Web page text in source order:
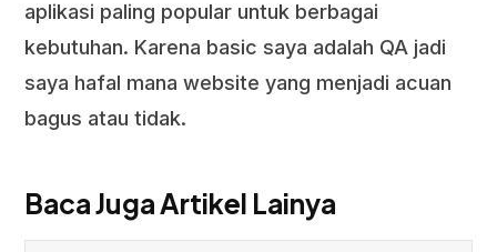
aplikasi paling popular untuk berbagai
kebutuhan. Karena basic saya adalah QA jadi
saya hafal mana website yang menjadi acuan
bagus atau tidak.
Baca Juga Artikel Lainya